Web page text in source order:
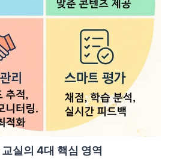
실의 4대 핵심 영역